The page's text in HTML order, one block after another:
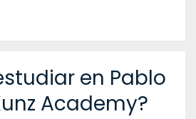
en Pablo
Academy?